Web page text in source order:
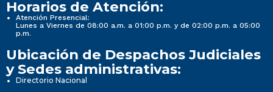
Horarios de Atención:
Atención Presencial:
Lunes a Viernes de 08:00 a.m. a 01:00 p.m. y de 02:00 p.m. a 05:00
p.m.
Ubicación de Despachos Judiciales
y Sedes administrativas:
Directorio Nacional